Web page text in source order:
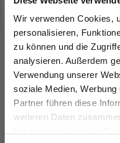
Wir verwenden Cookies,
personalisieren,
zu können und die
analysieren. Außerdem
Verwendung unserer
soziale Medien,
Partner führen diese
weiteren Daten
ANDERE KAUFTEN
Spare